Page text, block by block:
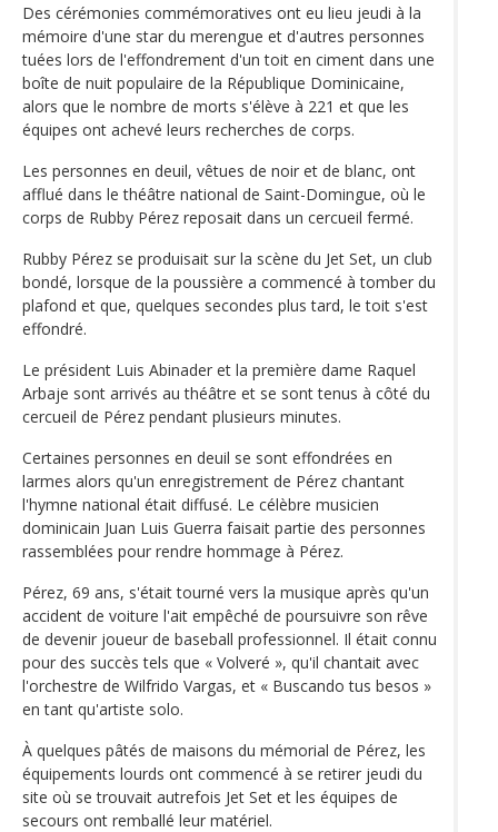
Des cérémonies commémoratives ont eu lieu jeudi à la
mémoire d'une star du merengue et d'autres personnes
tuées lors de l'effondrement d'un toit en ciment dans une
boîte de nuit populaire de la République Dominicaine,
alors que le nombre de morts s'élève à 221 et que les
équipes ont achevé leurs recherches de corps.
Les personnes en deuil, vêtues de noir et de blanc, ont
afflué dans le théâtre national de Saint-Domingue, où le
corps de Rubby Pérez reposait dans un cercueil fermé.
Rubby Pérez se produisait sur la scène du Jet Set, un club
bondé, lorsque de la poussière a commencé à tomber du
plafond et que, quelques secondes plus tard, le toit s'est
effondré.
Le président Luis Abinader et la première dame Raquel
Arbaje sont arrivés au théâtre et se sont tenus à côté du
cercueil de Pérez pendant plusieurs minutes.
Certaines personnes en deuil se sont effondrées en
larmes alors qu'un enregistrement de Pérez chantant
l'hymne national était diffusé. Le célèbre musicien
dominicain Juan Luis Guerra faisait partie des personnes
rassemblées pour rendre hommage à Pérez.
Pérez, 69 ans, s'était tourné vers la musique après qu'un
accident de voiture l'ait empêché de poursuivre son rêve
de devenir joueur de baseball professionnel. Il était connu
pour des succès tels que « Volveré », qu'il chantait avec
l'orchestre de Wilfrido Vargas, et « Buscando tus besos »
en tant qu'artiste solo.
À quelques pâtés de maisons du mémorial de Pérez, les
équipements lourds ont commencé à se retirer jeudi du
site où se trouvait autrefois Jet Set et les équipes de
secours ont remballé leur matériel.